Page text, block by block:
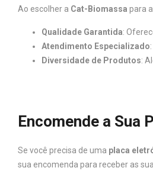
Ao escolher a Cat-Biomassa para
Qualidade Garantida:
Atendimento Especializado
Diversidade de Produtos:
Encomende a Sua
Se você precisa de uma placa
sua encomenda para receber as